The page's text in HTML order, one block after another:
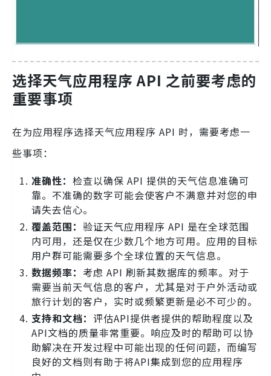
选择天气应用程序 API 之前要考虑的
重要事项
在为应用程序选择天气应用程序 API 时，需要考虑一
些事项：
准确性： 检查以确保 API 提供的天气信息准确可
靠。不准确的数字可能会使客户不满意并对您的申
请失去信心。
覆盖范围： 验证天气应用程序 API 是在全球范围
内可用，还是仅在少数几个地方可用。应用的目标
用户群可能需要多个全球位置的天气信息。
数据频率： 考虑 API 刷新其数据库的频率。对于
需要当前天气信息的客户，尤其是对于户外活动或
旅行计划的客户，实时或频繁更新是必不可少的。
支持和文档： 评估API提供者提供的帮助程度以及
API文档的质量非常重要。响应及时的帮助可以协
助解决在开发过程中可能出现的任何问题，而编写
良好的文档则有助于将API集成到您的应用程序